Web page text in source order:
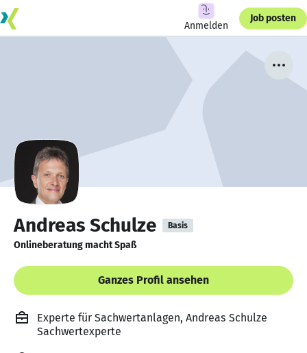
Anmelden
Job posten
Andreas Schulze Basis
Onlineberatung macht Spaß
Ganzes Profil ansehen
Experte für Sachwertanlagen, Andreas Schulze
Sachwertexperte